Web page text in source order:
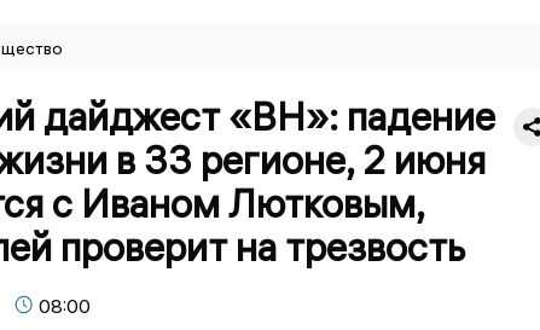
дайджест «ВН»: падение
в 33 регионе, 2 июня
с Иваном Лютковым,
проверит на трезвость
08:00